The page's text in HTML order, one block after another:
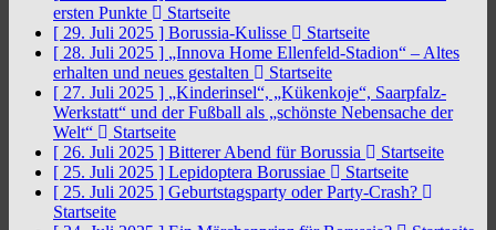
ersten Punkte
Startseite
[ 29. Juli 2025 ] Borussia-Kulisse
Startseite
[ 28. Juli 2025 ] „Innova Home Ellenfeld-Stadion“ – Altes
erhalten und neues gestalten
Startseite
[ 27. Juli 2025 ] „Kinderinsel“, „Kükenkoje“, Saarpfalz-
Werkstatt“ und der Fußball als „schönste Nebensache der
Welt“
Startseite
[ 26. Juli 2025 ] Bitterer Abend für Borussia
Startseite
[ 25. Juli 2025 ] Lepidoptera Borussiae
Startseite
[ 25. Juli 2025 ] Geburtstagsparty oder Party-Crash?
Startseite